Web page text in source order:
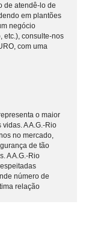
de atendê-lo de
em plantões
negócio
etc.), consulte-nos
com uma
o maior
A A.G.-Rio
no mercado,
de tão
A A.G.-Rio
número de
relação